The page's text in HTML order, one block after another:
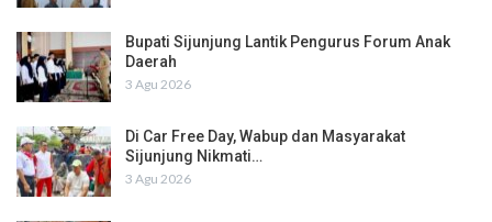
Bupati Sijunjung Lantik Pengurus Forum Anak
Daerah
3 Agu 2026
Di Car Free Day, Wabup dan Masyarakat
Sijunjung Nikmati…
3 Agu 2026